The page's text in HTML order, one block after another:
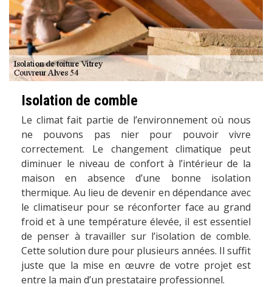
Isolation de comble
Le climat fait partie de l’environnement où nous
ne pouvons pas nier pour pouvoir vivre
correctement. Le changement climatique peut
diminuer le niveau de confort à l’intérieur de la
maison en absence d’une bonne isolation
thermique. Au lieu de devenir en dépendance avec
le climatiseur pour se réconforter face au grand
froid et à une température élevée, il est essentiel
de penser à travailler sur l’isolation de comble.
Cette solution dure pour plusieurs années. Il suffit
juste que la mise en œuvre de votre projet est
entre la main d’un prestataire professionnel.